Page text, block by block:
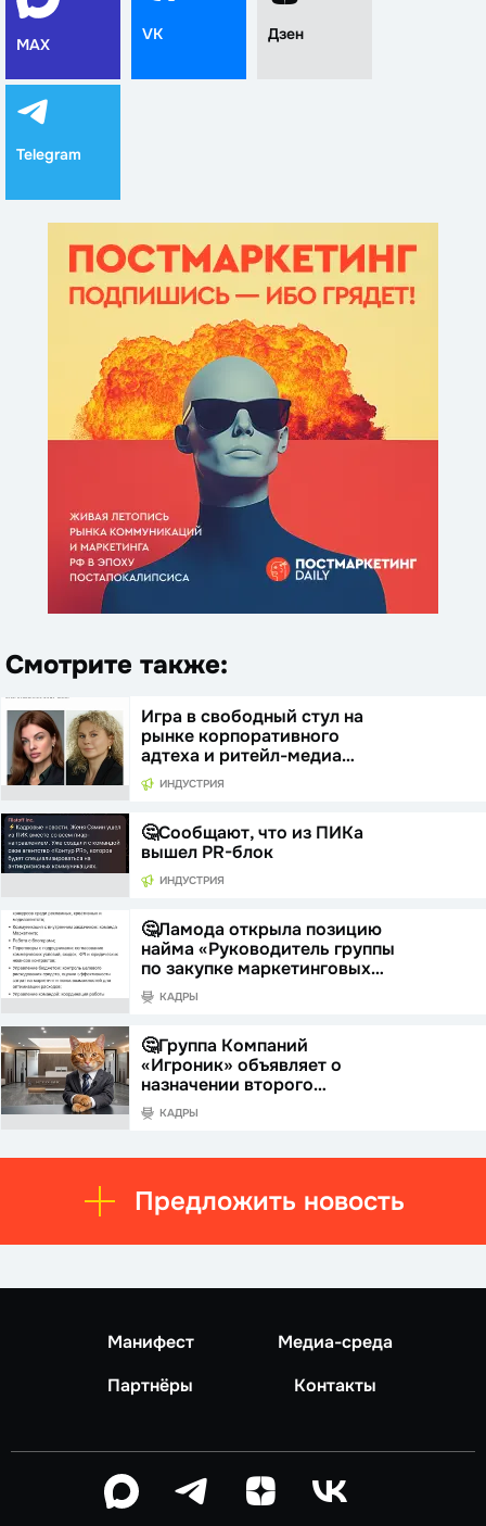
MAX
VK Дзен
Telegram
Смотрите также:
Игра в свободный стул на
рынке корпоративного
адтеха и ритейл-медиа…
ИНДУСТРИЯ
🤔Сообщают, что из ПИКа
вышел PR-блок
ИНДУСТРИЯ
🤔Ламода открыла позицию
найма «Руководитель группы
по закупке маркетинговых…
КАДРЫ
🤔Группа Компаний
«Игроник» объявляет о
назначении второго…
КАДРЫ
Предложить новость
Манифест
Медиа-среда
Партнёры
Контакты